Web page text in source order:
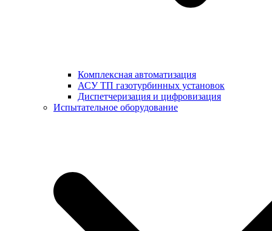
Комплексная автоматизация
АСУ ТП газотурбинных установок
Диспетчеризация и цифровизация
Испытательное оборудование